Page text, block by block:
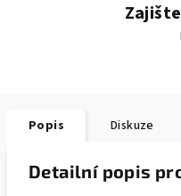
Popis Diskuze
Detailní popis